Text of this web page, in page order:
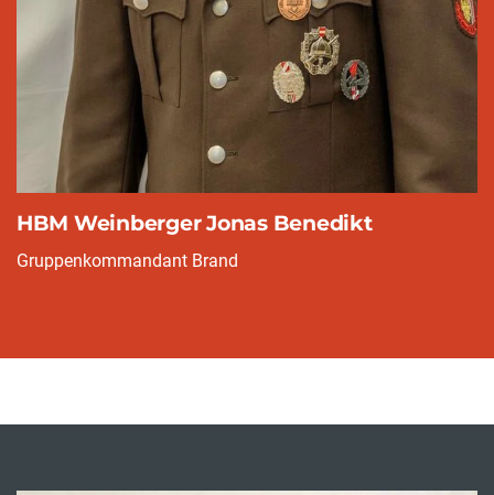
HBM Weinberger Jonas Benedikt
Gruppenkommandant Brand